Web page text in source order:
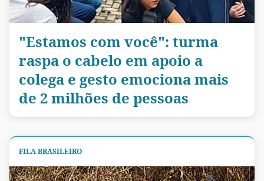
"Estamos com você": turma
raspa o cabelo em apoio a
colega e gesto emociona mais
de 2 milhões de pessoas
FILA BRASILEIRO